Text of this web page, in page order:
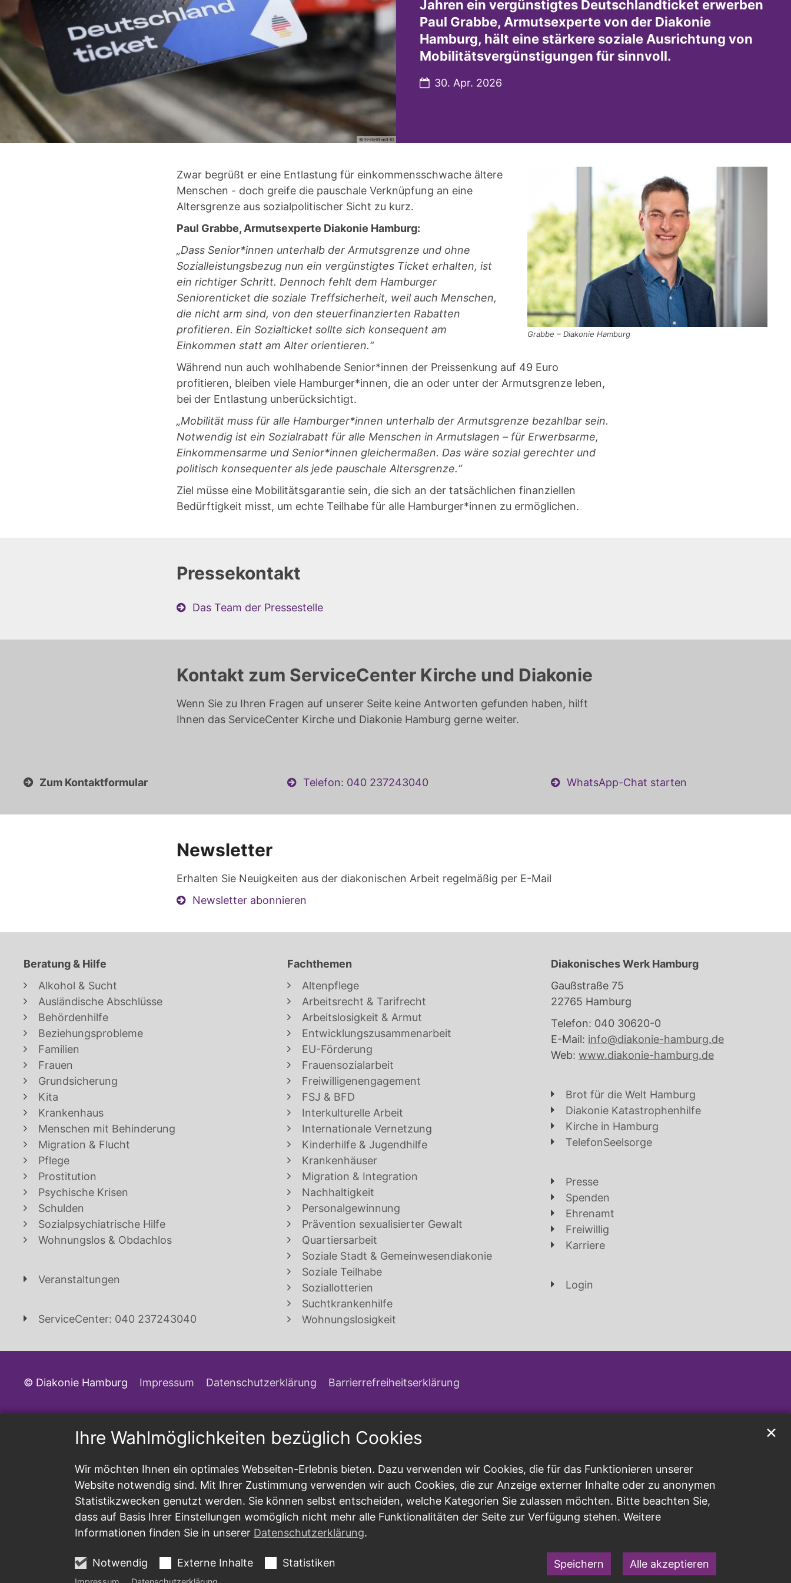
Ihre Wahlmöglichkeiten bezüglich Cookies
Wir möchten Ihnen ein optimales Webseiten-Erlebnis bieten. Dazu verwenden wir Cookies, die für das Funktionieren unserer
Website notwendig sind. Mit Ihrer Zustimmung verwenden wir auch Cookies, die zur Anzeige externer Inhalte oder zu anonymen
Statistikzwecken genutzt werden. Sie können selbst entscheiden, welche Kategorien Sie zulassen möchten. Bitte beachten Sie,
dass auf Basis Ihrer Einstellungen womöglich nicht mehr alle Funktionalitäten der Seite zur Verfügung stehen. Weitere
Informationen finden Sie in unserer Datenschutzerklärung.
Notwendig Externe Inhalte Statistiken Speichern Alle akzeptieren
✕
© Erstellt mit KI
Jahren ein vergünstigtes Deutschlandticket erwerben
Paul Grabbe, Armutsexperte von der Diakonie
Hamburg, hält eine stärkere soziale Ausrichtung von
Mobilitätsvergünstigungen für sinnvoll.
Datum:
30. Apr. 2026
Grabbe – Diakonie Hamburg
Zwar begrüßt er eine Entlastung für einkommensschwache ältere
Menschen - doch greife die pauschale Verknüpfung an eine
Altersgrenze aus sozialpolitischer Sicht zu kurz.
Paul Grabbe, Armutsexperte Diakonie Hamburg:
„Dass Senior*innen unterhalb der Armutsgrenze und ohne
Sozialleistungsbezug nun ein vergünstigtes Ticket erhalten, ist
ein richtiger Schritt. Dennoch fehlt dem Hamburger
Seniorenticket die soziale Treffsicherheit, weil auch Menschen,
die nicht arm sind, von den steuerfinanzierten Rabatten
profitieren. Ein Sozialticket sollte sich konsequent am
Einkommen statt am Alter orientieren.“
Während nun auch wohlhabende Senior*innen der Preissenkung auf 49 Euro
profitieren, bleiben viele Hamburger*innen, die an oder unter der Armutsgrenze leben,
bei der Entlastung unberücksichtigt.
„Mobilität muss für alle Hamburger*innen unterhalb der Armutsgrenze bezahlbar sein.
Notwendig ist ein Sozialrabatt für alle Menschen in Armutslagen – für Erwerbsarme,
Einkommensarme und Senior*innen gleichermaßen. Das wäre sozial gerechter und
politisch konsequenter als jede pauschale Altersgrenze.“
Ziel müsse eine Mobilitätsgarantie sein, die sich an der tatsächlichen finanziellen
Bedürftigkeit misst, um echte Teilhabe für alle Hamburger*innen zu ermöglichen.
Pressekontakt
Das Team der Pressestelle
Kontakt zum ServiceCenter Kirche und Diakonie
Wenn Sie zu Ihren Fragen auf unserer Seite keine Antworten gefunden haben, hilft
Ihnen das ServiceCenter Kirche und Diakonie Hamburg gerne weiter.
Zum Kontaktformular Telefon: 040 237243040 WhatsApp-Chat starten
Newsletter
Erhalten Sie Neuigkeiten aus der diakonischen Arbeit regelmäßig per E-Mail
Newsletter abonnieren
Beratung & Hilfe
Alkohol & Sucht
Ausländische Abschlüsse
Behördenhilfe
Beziehungsprobleme
Familien
Frauen
Grundsicherung
Kita
Krankenhaus
Menschen mit Behinderung
Migration & Flucht
Pflege
Prostitution
Psychische Krisen
Schulden
Sozialpsychiatrische Hilfe
Wohnungslos & Obdachlos
Veranstaltungen
ServiceCenter: 040 237243040
Fachthemen
Altenpflege
Arbeitsrecht & Tarifrecht
Arbeitslosigkeit & Armut
Entwicklungszusammenarbeit
EU-Förderung
Frauensozialarbeit
Freiwilligenengagement
FSJ & BFD
Interkulturelle Arbeit
Internationale Vernetzung
Kinderhilfe & Jugendhilfe
Krankenhäuser
Migration & Integration
Nachhaltigkeit
Personalgewinnung
Prävention sexualisierter Gewalt
Quartiersarbeit
Soziale Stadt & Gemeinwesendiakonie
Soziale Teilhabe
Soziallotterien
Suchtkrankenhilfe
Wohnungslosigkeit
Diakonisches Werk Hamburg
Gaußstraße 75
22765 Hamburg
Telefon: 040 30620-0
E-Mail: info@diakonie-hamburg.de
Web: www.diakonie-hamburg.de
Brot für die Welt Hamburg
Diakonie Katastrophenhilfe
Kirche in Hamburg
TelefonSeelsorge
Presse
Spenden
Ehrenamt
Freiwillig
Karriere
Login
© Diakonie Hamburg Impressum Datenschutzerklärung Barrierrefreiheitserklärung